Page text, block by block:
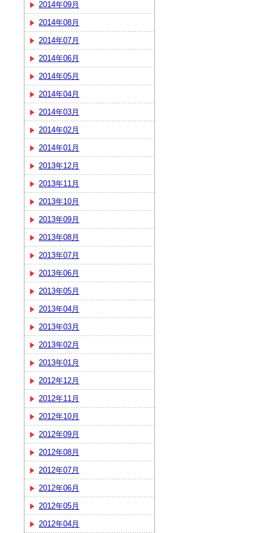
2014年09月
2014年08月
2014年07月
2014年06月
2014年05月
2014年04月
2014年03月
2014年02月
2014年01月
2013年12月
2013年11月
2013年10月
2013年09月
2013年08月
2013年07月
2013年06月
2013年05月
2013年04月
2013年03月
2013年02月
2013年01月
2012年12月
2012年11月
2012年10月
2012年09月
2012年08月
2012年07月
2012年06月
2012年05月
2012年04月